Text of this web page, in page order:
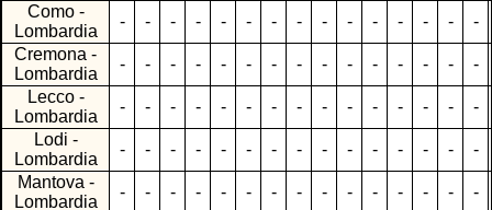
Como -
Lombardia
- - - - - - - - - - - - - -
-
Cremona -
Lombardia
- - - - - - - - - - - - - -
-
Lecco -
Lombardia
- - - - - - - - - - - - - -
-
Lodi -
Lombardia
- - - - - - - - - - - - - -
-
Mantova -
Lombardia
- - - - - - - - - - - - - -
-